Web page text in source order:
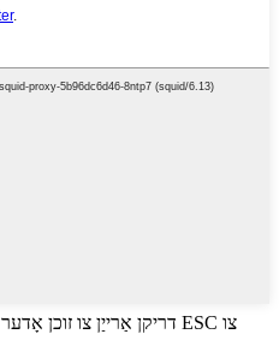
דריקן אַרייַן צו זוכן אָדער ESC צו